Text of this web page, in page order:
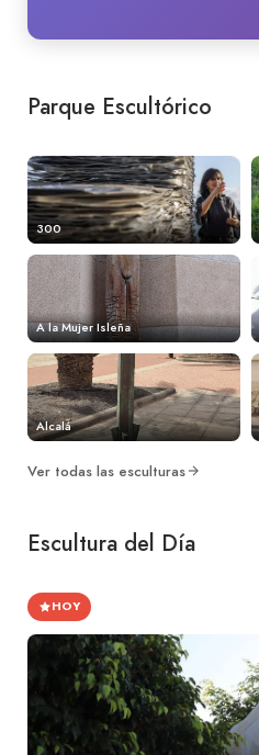
Parque Escultórico
300
A la Mujer Isleña
Alcalá
Ver todas las esculturas
Escultura del Día
HOY